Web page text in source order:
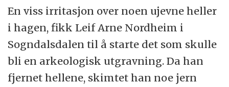
En viss irritasjon over noen ujevne heller
i hagen, fikk Leif Arne Nordheim i
Sogndalsdalen til å starte det som skulle
bli en arkeologisk utgravning. Da han
fjernet hellene, skimtet han noe jern